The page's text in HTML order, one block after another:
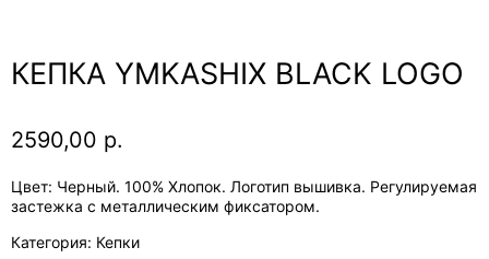
КЕПКА YMKASHIX BLACK LOGO
2590,00 р.
Цвет: Черный. 100% Хлопок. Логотип вышивка. Регулируемая
застежка с металлическим фиксатором.
Категория: Кепки